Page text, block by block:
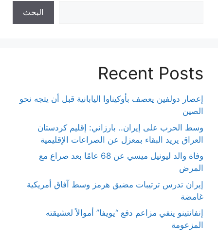
البحث
Recent Posts
إعصار دولفين يعصف بأوكيناوا اليابانية قبل أن يتجه نحو
الصين
وسط الحرب على إيران.. بارزاني: إقليم كردستان
العراق يريد البقاء بمعزل عن الصراعات الإقليمية
وفاة والد ليونيل ميسي عن 68 عامًا بعد صراع مع
المرض
إيران تدرس ترتيبات مضيق هرمز وسط آفاق أمريكية
غامضة
إنفانتينو ينفي مزاعم دفع “يويفا” أموالاً لعشيقته
المزعومة